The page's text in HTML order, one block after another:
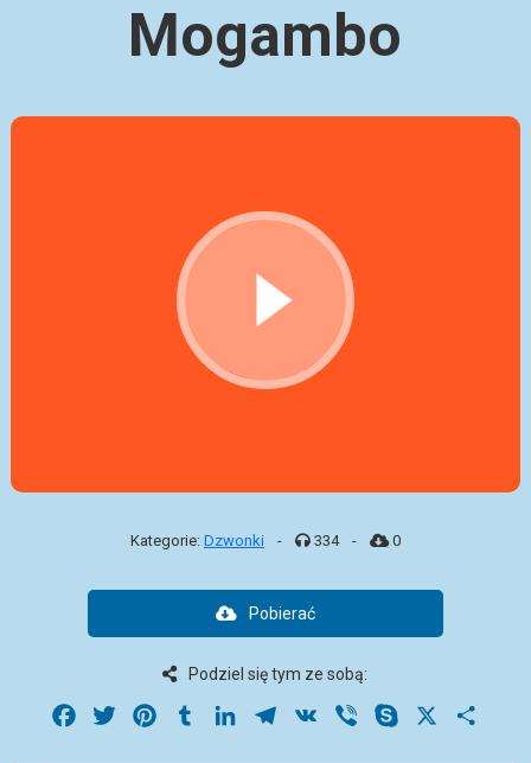
Mogambo
Kategorie: Dzwonki - 334 - 0
Pobierać
Podziel się tym ze sobą:
Facebook
Twitter PinterestTumblrLinkedInTelegram
VK Viber Skype